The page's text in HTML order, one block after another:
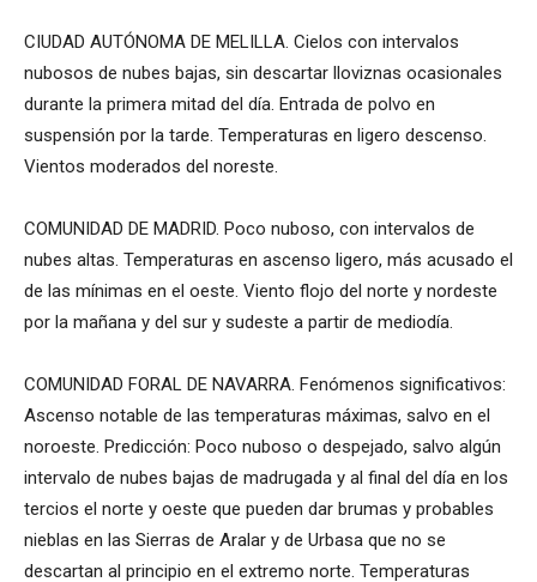
CIUDAD AUTÓNOMA DE MELILLA. Cielos con intervalos
nubosos de nubes bajas, sin descartar lloviznas ocasionales
durante la primera mitad del día. Entrada de polvo en
suspensión por la tarde. Temperaturas en ligero descenso.
Vientos moderados del noreste.
COMUNIDAD DE MADRID. Poco nuboso, con intervalos de
nubes altas. Temperaturas en ascenso ligero, más acusado el
de las mínimas en el oeste. Viento flojo del norte y nordeste
por la mañana y del sur y sudeste a partir de mediodía.
COMUNIDAD FORAL DE NAVARRA. Fenómenos significativos:
Ascenso notable de las temperaturas máximas, salvo en el
noroeste. Predicción: Poco nuboso o despejado, salvo algún
intervalo de nubes bajas de madrugada y al final del día en los
tercios el norte y oeste que pueden dar brumas y probables
nieblas en las Sierras de Aralar y de Urbasa que no se
descartan al principio en el extremo norte. Temperaturas